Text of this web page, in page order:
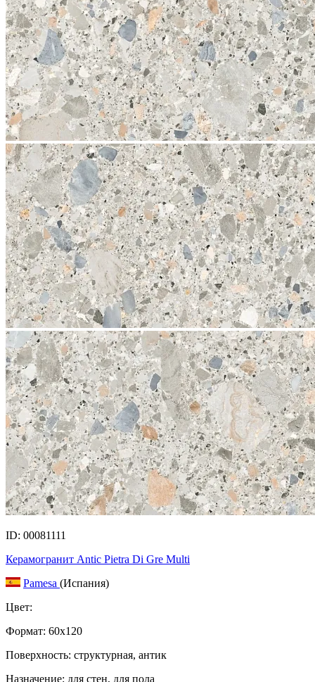
ID: 00081111
Керамогранит Antic Pietra Di Gre Multi
Pamesa (Испания)
Цвет:
Формат: 60x120
Поверхность: структурная, антик
Назначение: для стен, для пола